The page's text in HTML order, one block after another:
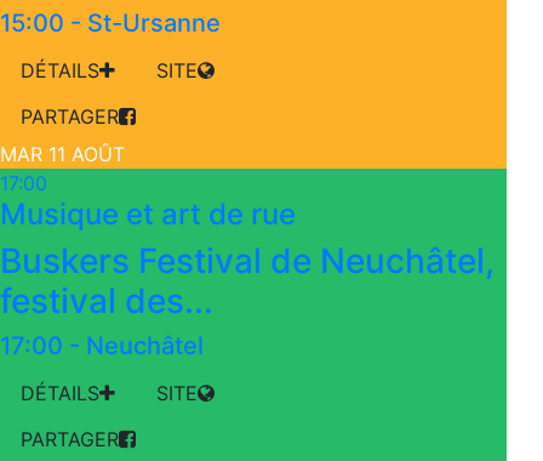
15:00 - St-Ursanne
DÉTAILS
SITE
PARTAGER
MAR 11 AOÛT
17:00
Musique et art de rue
Buskers Festival de Neuchâtel,
festival des...
17:00 - Neuchâtel
DÉTAILS
SITE
PARTAGER